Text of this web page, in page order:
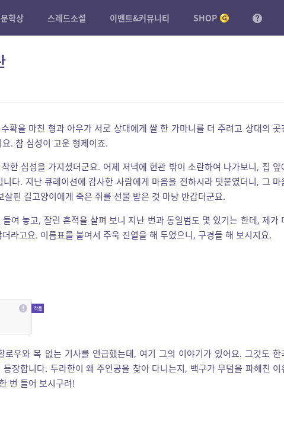
문학상 스레드소설 이벤트&커뮤니티 SHOP
확을 마친 형과 아우가 서로 상대에게 쌀 한 가마니를 더 주려고 상대의 곳
. 참 심성이 고운 형제이죠.
한 심성을 가지셨더군요. 어제 저녁에 현관 밖이 소란하여 나가보니, 집 앞
다. 지난 큐레이션에 감사한 사람에게 마음을 전하시라 덧붙였더니, 그 마
핀 길고양이에게 죽은 쥐를 선물 받은 것 마냥 반갑더군요.
여 놓고, 잘린 흔적을 살펴 보니 지난 번과 동일범도 몇 있기는 한데, 제가
라고요. 이름표를 붙여서 주욱 진열을 해 두었으니, 구경들 해 보시지요.
우와 목 없는 기사를 언급했는데, 여기 그의 이야기가 있어요. 그것도 한
장합니다. 두라한이 왜 주인공을 찾아 다니는지, 백구가 무덤을 파헤친 이
번 들어 보시구려!